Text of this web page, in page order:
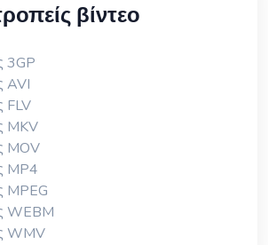
βίντεο
3GP
AVI
FLV
MKV
MOV
MP4
MPEG
WEBM
WMV